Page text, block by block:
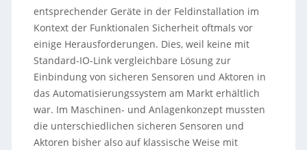
entsprechender Geräte in der Feldinstallation im
Kontext der Funktionalen Sicherheit oftmals vor
einige Herausforderungen. Dies, weil keine mit
Standard-IO-Link vergleichbare Lösung zur
Einbindung von sicheren Sensoren und Aktoren in
das Automatisierungssystem am Markt erhältlich
war. Im Maschinen- und Anlagenkonzept mussten
die unterschiedlichen sicheren Sensoren und
Aktoren bisher also auf klassische Weise mit